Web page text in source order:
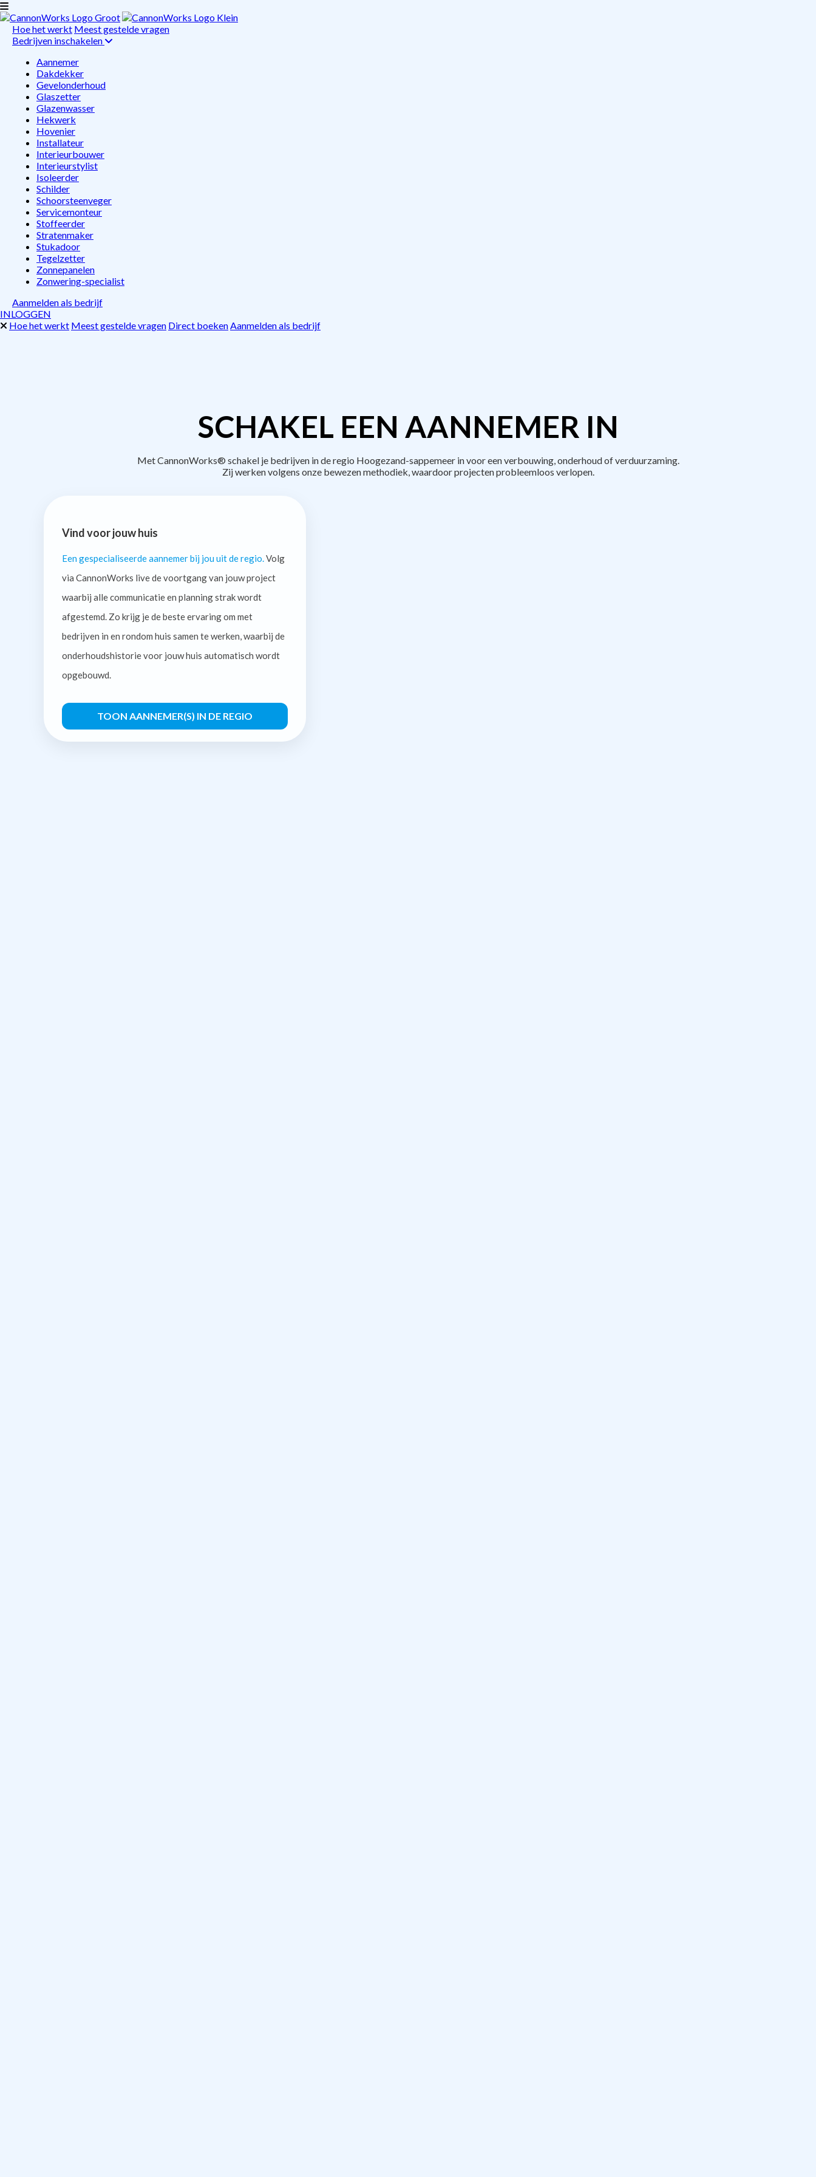
Hoe het werkt Meest gestelde vragen
Bedrijven inschakelen
Aannemer
Dakdekker
Gevelonderhoud
Glaszetter
Glazenwasser
Hekwerk
Hovenier
Installateur
Interieurbouwer
Interieurstylist
Isoleerder
Schilder
Schoorsteenveger
Servicemonteur
Stoffeerder
Stratenmaker
Stukadoor
Tegelzetter
Zonnepanelen
Zonwering-specialist
Aanmelden als bedrijf
INLOGGEN
Hoe het werkt Meest gestelde vragen Direct boekenAanmelden als bedrijf
SCHAKEL EEN AANNEMER IN
Met CannonWorks® schakel je bedrijven in de regio Hoogezand-sappemeer in voor een verbouwing, onderhoud of verduurzaming.
Zij werken volgens onze bewezen methodiek, waardoor projecten probleemloos verlopen.
Vind voor jouw huis
Een gespecialiseerde aannemer bij jou uit de regio. Volg
via CannonWorks live de voortgang van jouw project
waarbij alle communicatie en planning strak wordt
afgestemd. Zo krijg je de beste ervaring om met
bedrijven in en rondom huis samen te werken, waarbij de
onderhoudshistorie voor jouw huis automatisch wordt
opgebouwd.
TOON AANNEMER(S) IN DE REGIO